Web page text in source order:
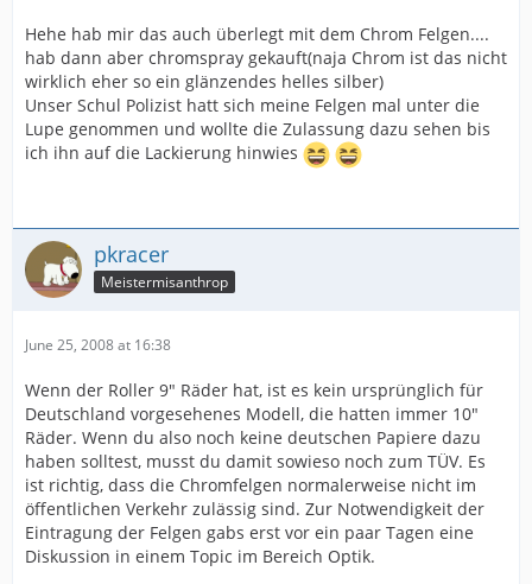
Hehe hab mir das auch überlegt mit dem Chrom Felgen....
hab dann aber chromspray gekauft(naja Chrom ist das nicht
wirklich eher so ein glänzendes helles silber)
Unser Schul Polizist hatt sich meine Felgen mal unter die
Lupe genommen und wollte die Zulassung dazu sehen bis
ich ihn auf die Lackierung hinwies
pkracer
Meistermisanthrop
June 25, 2008 at 16:38
Wenn der Roller 9" Räder hat, ist es kein ursprünglich für
Deutschland vorgesehenes Modell, die hatten immer 10"
Räder. Wenn du also noch keine deutschen Papiere dazu
haben solltest, musst du damit sowieso noch zum TÜV. Es
ist richtig, dass die Chromfelgen normalerweise nicht im
öffentlichen Verkehr zulässig sind. Zur Notwendigkeit der
Eintragung der Felgen gabs erst vor ein paar Tagen eine
Diskussion in einem Topic im Bereich Optik.